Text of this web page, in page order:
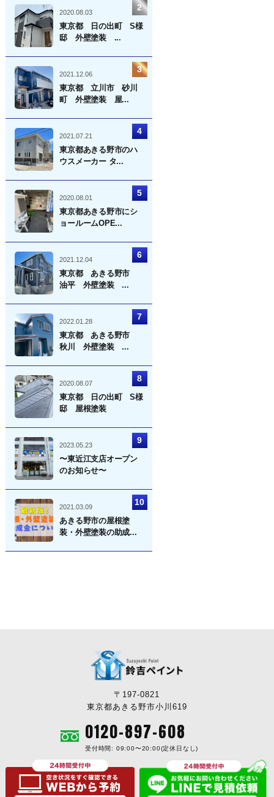
2020.08.03
東京都 日の出町 S様
邸 外壁塗装 ...
2021.12.06
東京都 立川市 砂川
町 外壁塗装 屋...
2021.07.21
東京都あきる野市のハ
ウスメーカー タ...
2020.08.01
東京都あきる野市にシ
ョールームOPE...
2021.12.04
東京都 あきる野市
油平 外壁塗装 ...
2022.01.28
東京都 あきる野市
秋川 外壁塗装 ...
2020.08.07
東京都 日の出町 S様
邸 屋根塗装
2023.05.23
〜東近江支店オープン
のお知らせ〜
2021.03.09
あきる野市の屋根塗
装・外壁塗装の助成...
〒197-0821
東京都あきる野市小川619
0120-897-608
受付時間: 09:00〜20:00(定休日なし)